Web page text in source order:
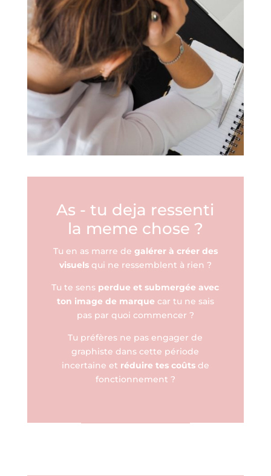
As - tu deja ressenti
la meme chose ?
Tu en as marre de galérer à créer des
visuelsqui ne ressemblent à rien ?
Tu te sens perdue et submergée avec
ton image de marque car tu ne sais
pas par quoi commencer ?
Tu préfères ne pas engager de
graphiste dans cette période
incertaine et réduire tes coûtsde
fonctionnement ?